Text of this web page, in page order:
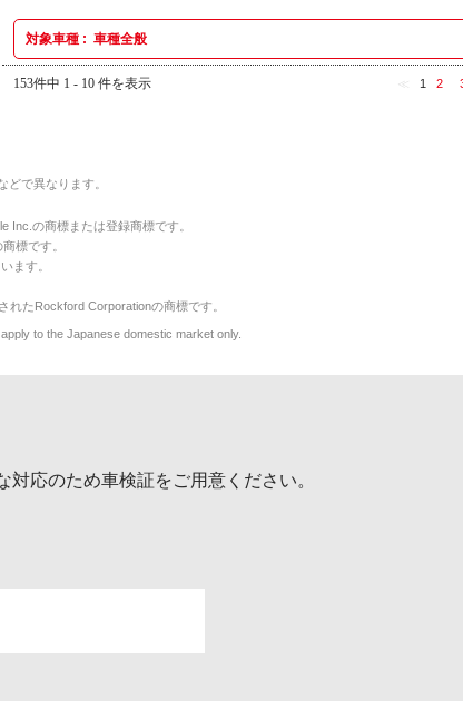
対象車種 : 車種全般
153件中 1 - 10 件を表示 1 2
で異なります。
Inc.の商標または登録商標です。
標です。
ます。
たRockford Corporationの商標です。
to the Japanese domestic market only.
応のため車検証をご用意ください。